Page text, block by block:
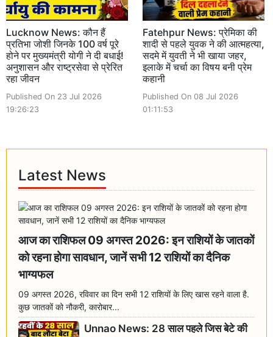
Lucknow News: कौन हैं
प्रतिभा जोशी जिनके 100 वर्ष पूरे
होने पर मुख्यमंत्री योगी ने दी बधाई!
अनुशासन और राष्ट्रसेवा से प्रेरित
रहा जीवन
Published On 23 Jul 2026
19:26:23
Fatehpur News: प्रेमिका की
शादी से पहले युवक ने की आत्महत्या,
सदमे में युवती ने भी खाया जहर,
इलाके में चर्चा का विषय बनी प्रेम
कहानी
Published On 08 Jul 2026
01:11:53
Latest News
आज का राशिफल 09 अगस्त 2026: इन राशियों के जातकों
को रहना होगा सावधान, जानें सभी 12 राशियों का दैनिक
भाग्यफल
09 अगस्त 2026, रविवार का दिन सभी 12 राशियों के लिए खास रहने वाला है.
कुछ जातकों को नौकरी, कारोबार...
Unnao News: 28 साल पहले जिस बेटे की